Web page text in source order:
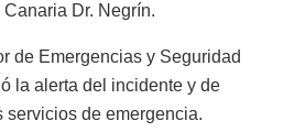
Dr. Negrín.
de Emergencias y Seguridad
la alerta del incidente y de
servicios de emergencia.